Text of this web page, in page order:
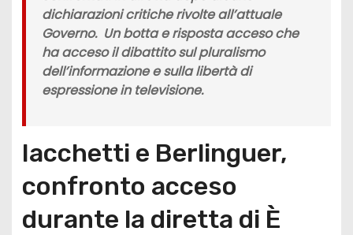
dichiarazioni critiche rivolte all’attuale
Governo. Un botta e risposta acceso che
ha acceso il dibattito sul pluralismo
dell’informazione e sulla libertà di
espressione in televisione.
Iacchetti e Berlinguer,
confronto acceso
durante la diretta di È